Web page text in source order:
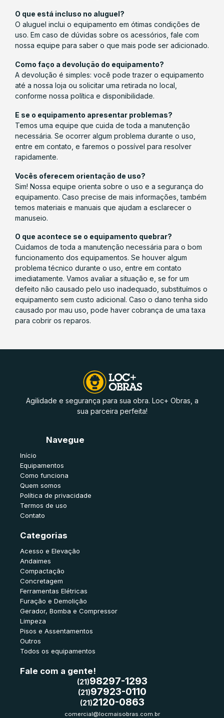
O que está incluso no aluguel?
O aluguel inclui o equipamento em ótimas condições de
uso. Em caso de dúvidas sobre os acessórios, fale com
nossa equipe para saber o que mais pode ser adicionado.
Como faço a devolução do equipamento?
A devolução é simples: você pode trazer o equipamento
até a nossa loja ou solicitar uma retirada no local,
conforme nossa política e disponibilidade.
E se o equipamento apresentar problemas?
Temos uma equipe que cuida de toda a manutenção
necessária. Se ocorrer algum problema durante o uso,
entre em contato, e faremos o possível para resolver
rapidamente.
Vocês oferecem orientação de uso?
Sim! Nossa equipe orienta sobre o uso e a segurança do
equipamento. Caso precise de mais informações, também
temos materiais e manuais que ajudam a esclarecer o
manuseio.
O que acontece se o equipamento quebrar?
Cuidamos de toda a manutenção necessária para o bom
funcionamento dos equipamentos. Se houver algum
problema técnico durante o uso, entre em contato
imediatamente. Vamos avaliar a situação e, se for um
defeito não causado pelo uso inadequado, substituímos o
equipamento sem custo adicional. Caso o dano tenha sido
causado por mau uso, pode haver cobrança de uma taxa
para cobrir os reparos.
Agilidade e segurança para sua obra. Loc+ Obras, a
sua parceira perfeita!
Navegue
Início
Equipamentos
Como funciona
Quem somos
Política de privacidade
Termos de uso
Contato
Categorias
Acesso e Elevação
Andaimes
Compactação
Concretagem
Ferramentas Elétricas
Furação e Demolição
Gerador, Bomba e Compressor
Limpeza
Pisos e Assentamentos
Outros
Todos os equipamentos
Fale com a gente!
(21)98297-1293
(21)97923-0110
(21)2120-0863
comercial@locmaisobras.com.br